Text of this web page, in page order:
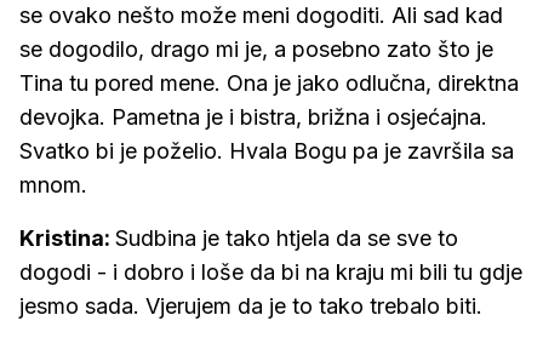
se ovako nešto može meni dogoditi. Ali sad kad
se dogodilo, drago mi je, a posebno zato što je
Tina tu pored mene. Ona je jako odlučna, direktna
devojka. Pametna je i bistra, brižna i osjećajna.
Svatko bi je poželio. Hvala Bogu pa je završila sa
mnom.
Kristina: Sudbina je tako htjela da se sve to
dogodi - i dobro i loše da bi na kraju mi bili tu gdje
jesmo sada. Vjerujem da je to tako trebalo biti.